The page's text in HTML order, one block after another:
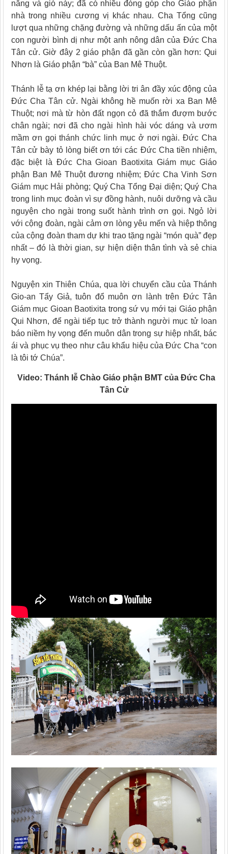
nắng và gió này; đã có nhiều đóng góp cho Giáo phận
nhà trong nhiều cương vị khác nhau. Cha Tổng cũng
lượt qua những chặng đường và những dấu ấn của một
con người bình dị như một anh nông dân của Đức Cha
Tân cử. Giờ đây 2 giáo phận đã gần còn gần hơn: Qui
Nhơn là Giáo phận “bà” của Ban Mê Thuột.
Thánh lễ tạ ơn khép lại bằng lời tri ân đầy xúc động của
Đức Cha Tân cử. Ngài không hề muốn rời xa Ban Mê
Thuột; nơi mà từ hòn đất ngọn cỏ đã thắm đượm bước
chân ngài; nơi đã cho ngài hình hài vóc dáng và ươm
mầm ơn gọi thánh chức linh mục ở nơi ngài. Đức Cha
Tân cử bày tỏ lòng biết ơn tới các Đức Cha tiền nhiệm,
đặc biệt là Đức Cha Gioan Baotixita Giám mục Giáo
phận Ban Mê Thuột đương nhiệm; Đức Cha Vinh Sơn
Giám mục Hải phòng; Quý Cha Tổng Đại diện; Quý Cha
trong linh mục đoàn vì sự đồng hành, nuôi dưỡng và cầu
nguyện cho ngài trong suốt hành trình ơn gọi. Ngỏ lời
với cộng đoàn, ngài cảm ơn lòng yêu mến và hiệp thông
của cộng đoàn tham dự khi trao tặng ngài “món quà” đẹp
nhất – đó là thời gian, sự hiện diện thân tình và sẻ chia
hy vọng.
Nguyện xin Thiên Chúa, qua lời chuyển cầu của Thánh
Gio-an Tẩy Giả, tuôn đổ muôn ơn lành trên Đức Tân
Giám mục Gioan Baotixita trong sứ vụ mới tại Giáo phận
Qui Nhơn, để ngài tiếp tục trở thành người mục tử loan
báo niềm hy vọng đến muôn dân trong sự hiệp nhất, bác
ái và phục vụ theo như câu khẩu hiệu của Đức Cha “con
là tôi tớ Chúa”.
Video: Thánh lễ Chào Giáo phận BMT của Đức Cha
Tân Cử